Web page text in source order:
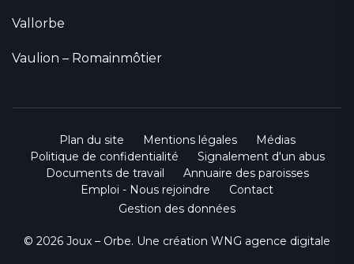
Vallorbe
Vaulion – Romainmôtier
Plan du site Mentions légales
Médias
Politique de confidentialité
Signalement d'un abus
Documents de travail
Annuaire des paroisses
Emploi - Nous rejoindre
Contact
Gestion des données
© 2026 Joux – Orbe. Une création WNG agence digitale